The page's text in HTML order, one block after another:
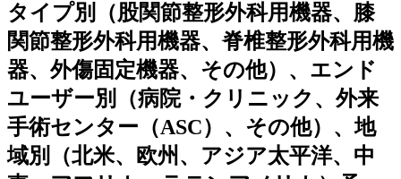
タイプ別（股関節整形外科用機器、膝
関節整形外科用機器、脊椎整形外科用機
器、外傷固定機器、その他）、エンド
ユーザー別（病院・クリニック、外来
手術センター（ASC）、その他）、地
域別（北米、欧州、アジア太平洋、中